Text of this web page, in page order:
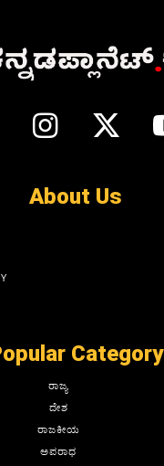
About Us
Category
ರಾಜ್ಯ
ದೇಶ
ರಾಜಕೀಯ
ಅಪರಾಧ